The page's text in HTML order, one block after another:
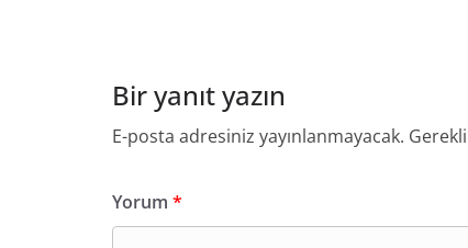
Bir yanıt yazın
E-posta adresiniz yayınlanmayacak.
Yorum *